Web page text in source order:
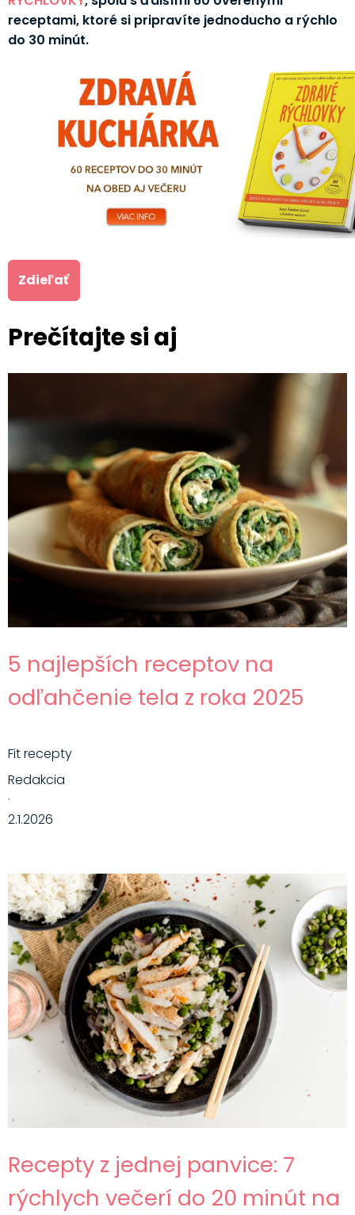
receptami, ktoré si pripravíte jednoducho a rýchlo
do 30 minút.
Zdieľať
Prečítajte si aj
5 najlepších receptov na
odľahčenie tela z roka 2025
Fit recepty
Redakcia
·
2.1.2026
Recepty z jednej panvice: 7
rýchlych večerí do 20 minút na